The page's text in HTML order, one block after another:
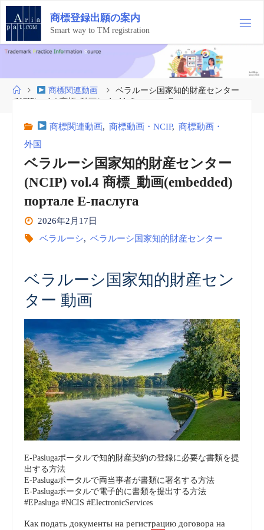
コ
テ
ン
ツ
ス
商標登録出願の案内
Smart way to TM registration
ホ
ー
商標関連動画
ベラルーシ国家知的財産センター
(NCIP) vol.4 商標_動画(embedded) портале Е-паслуга
商標関連動画, 商標動画・NCIP, 商標動画・
外国
ベラルーシ国家知的財産センター
(NCIP) vol.4 商標_動画(embedded)
портале Е-паслуга
2026年2月17日
ベラルーシ, ベラルーシ国家知的財産センター
ベラルーシ国家知的財産セン
ター 動画
E-Paslugaポータルで知的財産契約の登録に必要な書類を提
出する方法
E-Paslugaポータルで両当事者が書類に署名する方法
E-Paslugaポータルで電子的に書類を提出する方法
#EPasluga #NCIS #ElectronicServices
Как подать документы на регистрацию договора на